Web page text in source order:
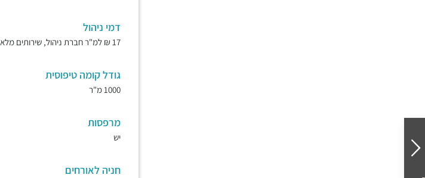
דמי ניהול
17 ₪ למ"ר חברת ניהול, שירותים מלאים.
גודל קומה טיפוסית
1000 מ"ר
מרפסות
יש
חניה לאורחים